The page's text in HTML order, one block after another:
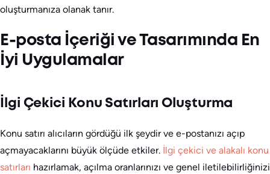
oluşturmanıza olanak tanır.
E-posta İçeriği ve Tasarımında En
İyi Uygulamalar
İlgi Çekici Konu Satırları Oluşturma
Konu satırı alıcıların gördüğü ilk şeydir ve e-postanızı açıp
açmayacaklarını büyük ölçüde etkiler. İlgi çekici ve alakalı konu
satırları hazırlamak, açılma oranlarınızı ve genel iletilebilirliğinizi